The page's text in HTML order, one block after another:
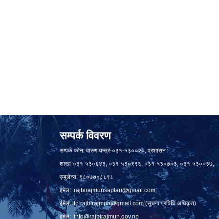
सम्पर्क विवरण
सम्पर्क फोन: वारुण यन्त्र-०३१-५३००२०, प्रशासन
शाखा-०३१-५३०६४३, ०३१-५३०९९६, ०३१-५३०७०३, ०३१-५३००३७,
एम्बुलेन्स: ९८०७७०८८९८
इमेल:rajbirajmunsaptari@gmail.com
ईमेल:ito.rajbirajmun@gmail.com(सूचना प्रविधि अधिकृत)
इमेल: info@rajbirajmun.gov.np